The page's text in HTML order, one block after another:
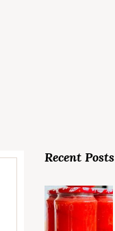
Recent Posts